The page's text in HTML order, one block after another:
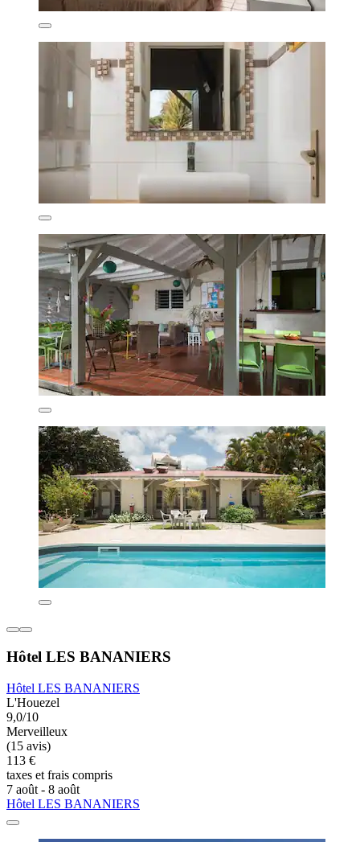
Hôtel LES BANANIERS
Hôtel LES BANANIERS
L'Houezel
9,0/10
Merveilleux
(15 avis)
113 €
taxes et frais compris
7 août - 8 août
Hôtel LES BANANIERS